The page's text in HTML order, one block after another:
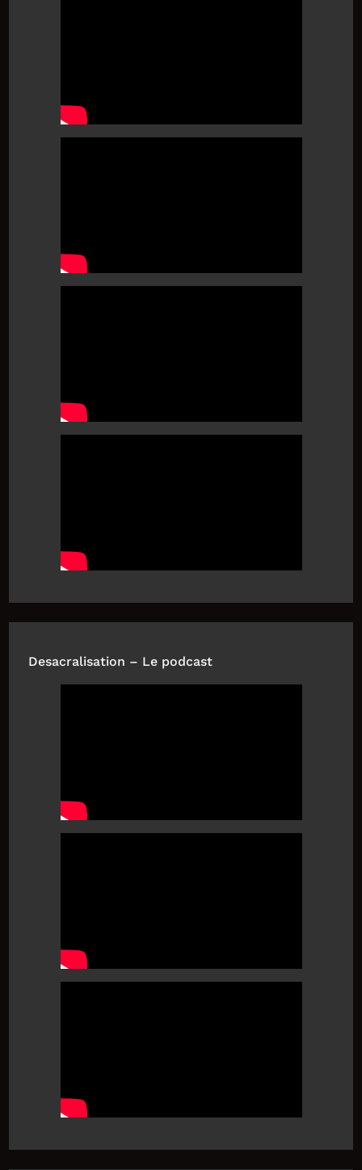
Desacralisation – Le podcast